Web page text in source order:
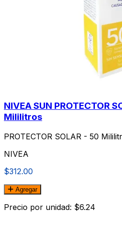
NIVEA SUN PROTECTOR
Mililitros
PROTECTOR SOLAR - 50
NIVEA
$312.00
Agregar
Precio por unidad: $6.24